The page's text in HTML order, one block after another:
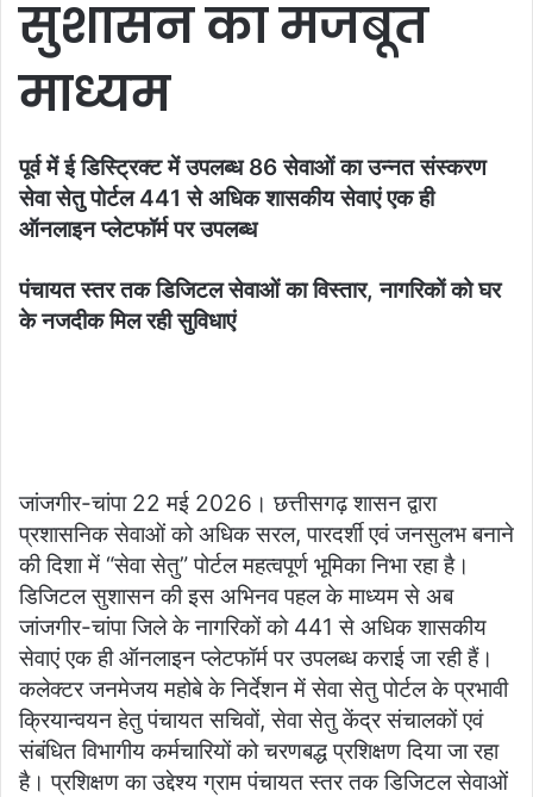
सुशासन का मजबूत
माध्यम
पूर्व में ई डिस्ट्रिक्ट में उपलब्ध 86 सेवाओं का उन्नत संस्करण
सेवा सेतु पोर्टल 441 से अधिक शासकीय सेवाएं एक ही
ऑनलाइन प्लेटफॉर्म पर उपलब्ध
पंचायत स्तर तक डिजिटल सेवाओं का विस्तार, नागरिकों को घर
के नजदीक मिल रही सुविधाएं
जांजगीर-चांपा 22 मई 2026। छत्तीसगढ़ शासन द्वारा
प्रशासनिक सेवाओं को अधिक सरल, पारदर्शी एवं जनसुलभ बनाने
की दिशा में “सेवा सेतु” पोर्टल महत्वपूर्ण भूमिका निभा रहा है।
डिजिटल सुशासन की इस अभिनव पहल के माध्यम से अब
जांजगीर-चांपा जिले के नागरिकों को 441 से अधिक शासकीय
सेवाएं एक ही ऑनलाइन प्लेटफॉर्म पर उपलब्ध कराई जा रही हैं।
कलेक्टर जनमेजय महोबे के निर्देशन में सेवा सेतु पोर्टल के प्रभावी
क्रियान्वयन हेतु पंचायत सचिवों, सेवा सेतु केंद्र संचालकों एवं
संबंधित विभागीय कर्मचारियों को चरणबद्ध प्रशिक्षण दिया जा रहा
है। प्रशिक्षण का उद्देश्य ग्राम पंचायत स्तर तक डिजिटल सेवाओं